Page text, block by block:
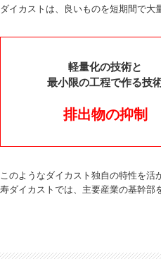
ダイカストは、良いものを短期間で
軽量化の技術と
最小限の工程で作る技
排出物の抑制
このようなダイカスト独自の特性を
寿ダイカストでは、主要産業の基幹